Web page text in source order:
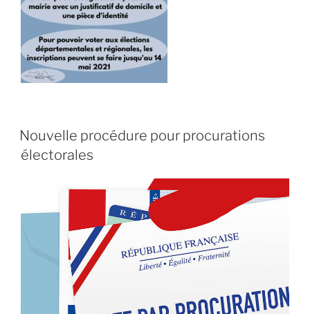
Nouvelle procédure pour procurations
électorales